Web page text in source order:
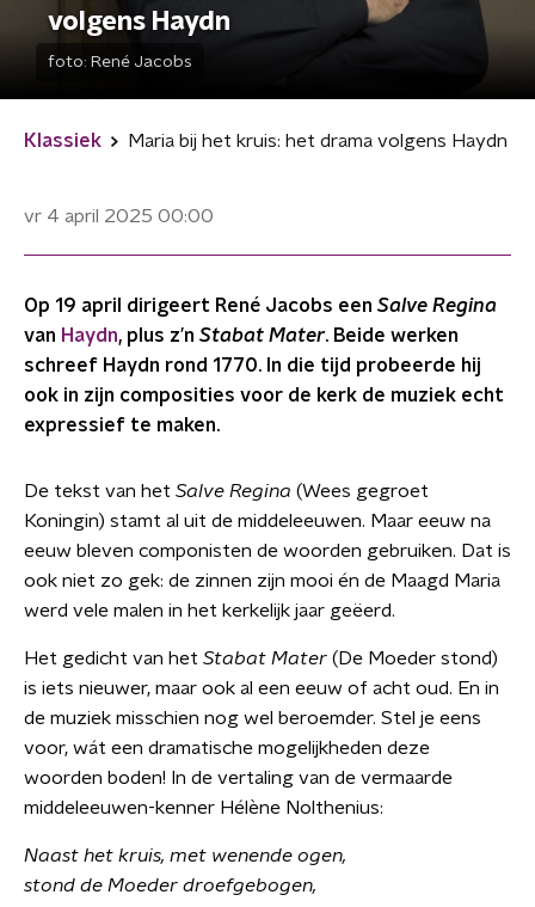
volgens Haydn
foto: René Jacobs
Klassiek Maria bij het kruis: het drama volgens Haydn
vr 4 april 2025 00:00
Op 19 april dirigeert René Jacobs een Salve Regina
van Haydn, plus z’n Stabat Mater. Beide werken
schreef Haydn rond 1770. In die tijd probeerde hij
ook in zijn composities voor de kerk de muziek echt
expressief te maken.
De tekst van het Salve Regina (Wees gegroet
Koningin) stamt al uit de middeleeuwen. Maar eeuw na
eeuw bleven componisten de woorden gebruiken. Dat is
ook niet zo gek: de zinnen zijn mooi én de Maagd Maria
werd vele malen in het kerkelijk jaar geëerd.
Het gedicht van het Stabat Mater (De Moeder stond)
is iets nieuwer, maar ook al een eeuw of acht oud. En in
de muziek misschien nog wel beroemder. Stel je eens
voor, wát een dramatische mogelijkheden deze
woorden boden! In de vertaling van de vermaarde
middeleeuwen-kenner Hélène Nolthenius:
Naast het kruis, met wenende ogen,
stond de Moeder droefgebogen,